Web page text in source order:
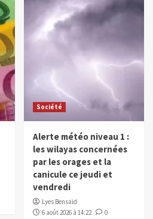
Société
Alerte météo niveau 1 :
les wilayas concernées
par les orages et la
canicule ce jeudi et
vendredi
Lyes Bensaïd
6 août 2026 à 14:22
0